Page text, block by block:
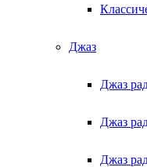
Джаз
Джаз
Джаз
Джаз